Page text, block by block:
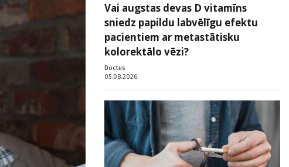
Vai augstas devas D vitamīns
sniedz papildu labvēlīgu efektu
pacientiem ar metastātisku
kolorektālo vēzi?
Doctus
05.08.2026.